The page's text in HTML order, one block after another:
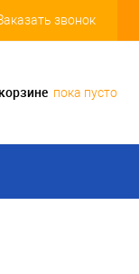
звонок
пока пусто